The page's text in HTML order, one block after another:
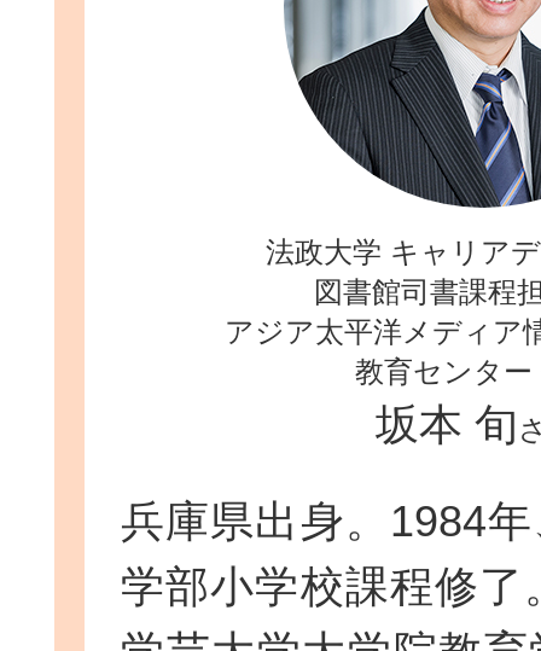
法政大学 キャリア
図書館司書課程
アジア太平洋メディア
教育センター
坂本 旬
兵庫県出身。1984
学部小学校課程修了